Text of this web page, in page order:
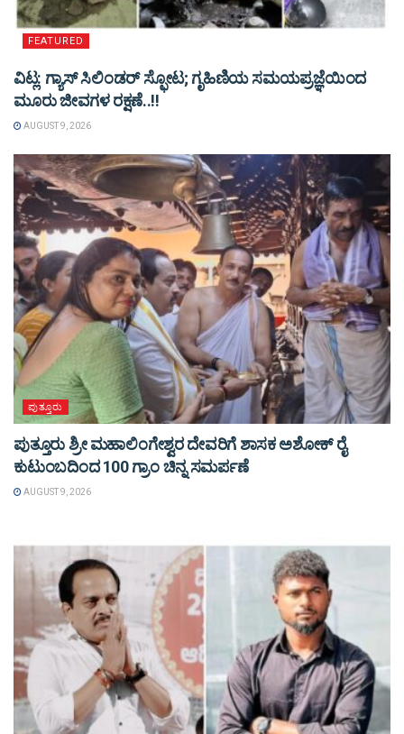
FEATURED
ವಿಟ್ಲ: ಗ್ಯಾಸ್ ಸಿಲಿಂಡರ್ ಸ್ಫೋಟ; ಗೃಹಿಣಿಯ ಸಮಯಪ್ರಜ್ಞೆಯಿಂದ
ಮೂರು ಜೀವಗಳ ರಕ್ಷಣೆ..!!
AUGUST 9, 2026
ಪುತ್ತೂರು
ಪುತ್ತೂರು ಶ್ರೀ ಮಹಾಲಿಂಗೇಶ್ವರ ದೇವರಿಗೆ ಶಾಸಕ ಅಶೋಕ್ ರೈ
ಕುಟುಂಬದಿಂದ 100 ಗ್ರಾಂ ಚಿನ್ನ ಸಮರ್ಪಣೆ
AUGUST 9, 2026